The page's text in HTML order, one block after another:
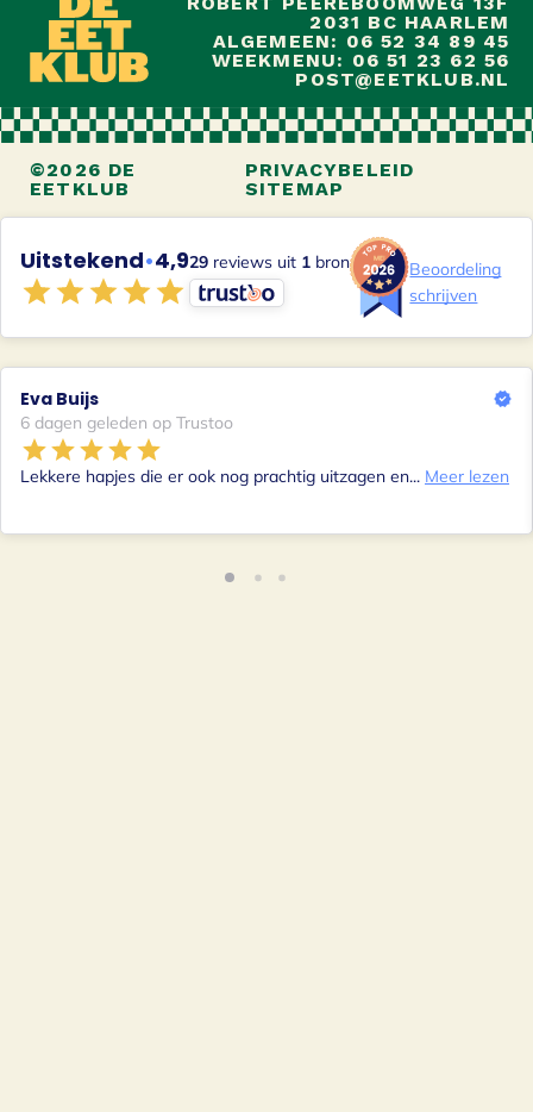
2031 BC HAARLEM
ALGEMEEN: 06 52 34 89 45
WEEKMENU: 06 51 23 62 56
POST@EETKLUB.NL
©2026 DE
EETKLUB
PRIVACYBELEID
SITEMAP
Uitstekend•4,929 reviews uit 1 bron
Beoordeling
schrijven
Eva Buijs
6 dagen geleden op Trustoo
Lekkere hapjes die er ook nog prachtig uitzagen en... Meer lezen